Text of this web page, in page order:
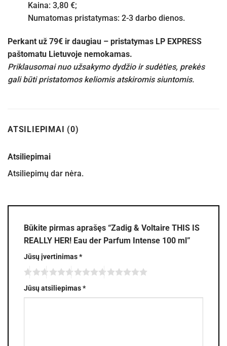
Kaina: 3,80 €;
Numatomas pristatymas: 2-3 darbo dienos.
Perkant už 79€ ir daugiau – pristatymas LP EXPRESS
paštomatu Lietuvoje nemokamas.
Priklausomai nuo užsakymo dydžio ir sudėties, prekės
gali būti pristatomos keliomis atskiromis siuntomis.
ATSILIEPIMAI (0)
Atsiliepimai
Atsiliepimų dar nėra.
Būkite pirmas aprašęs “Zadig & Voltaire THIS IS
REALLY HER! Eau der Parfum Intense 100 ml”
Jūsų įvertinimas*
Jūsų atsiliepimas*